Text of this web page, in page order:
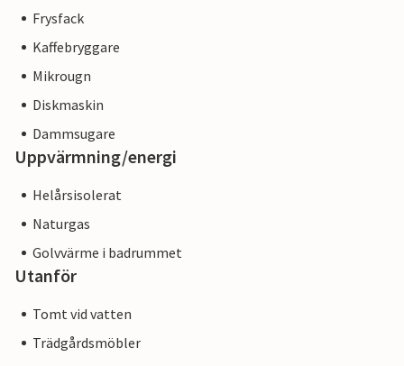
Frysfack
Kaffebryggare
Mikrougn
Diskmaskin
Dammsugare
Uppvärmning/energi
Helårsisolerat
Naturgas
Golvvärme i badrummet
Utanför
Tomt vid vatten
Trädgårdsmöbler